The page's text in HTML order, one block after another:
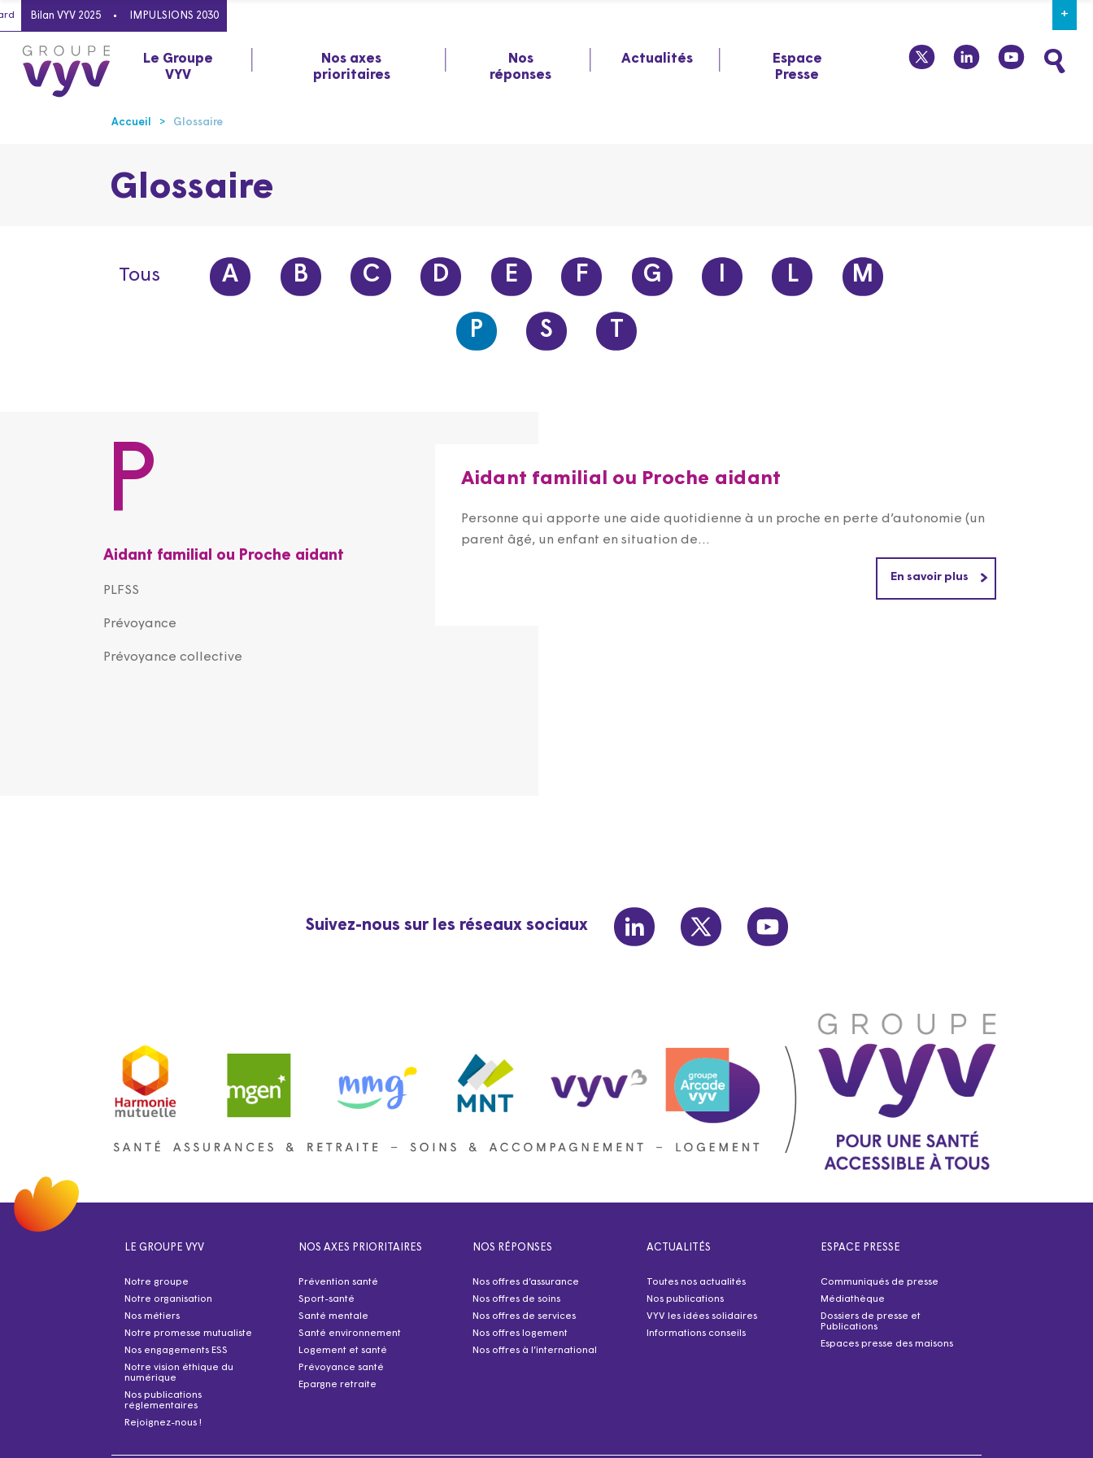
Bilan VYV 2025 IMPULSIONS 2030
Le Groupe
VYV
Nos axes
prioritaires
Nos
réponses
Actualités
Espace
Presse
twitter linkedin youtube
Accueil Glossaire
Glossaire
Tous A B C D E F G I L M
P S T
P
Aidant familial ou Proche aidant
PLFSS
Prévoyance
Prévoyance collective
Aidant familial ou Proche aidant
Personne qui apporte une aide quotidienne à un proche en perte d’autonomie (un
parent âgé, un enfant en situation de...
En savoir plus
Suivez-nous sur les réseaux sociaux
linkedin twitter youtube
LE GROUPE VYV
Notre groupe
Notre organisation
Nos métiers
Notre promesse mutualiste
Nos engagements ESS
Notre vision éthique du
numérique
Nos publications
réglementaires
Rejoignez-nous !
NOS AXES PRIORITAIRES
Prévention santé
Sport-santé
Santé mentale
Santé environnement
Logement et santé
Prévoyance santé
Epargne retraite
NOS RÉPONSES
Nos offres d’assurance
Nos offres de soins
Nos offres de services
Nos offres logement
Nos offres à l’international
ACTUALITÉS
Toutes nos actualités
Nos publications
VYV les idées solidaires
Informations conseils
ESPACE PRESSE
Communiqués de presse
Médiathèque
Dossiers de presse et
Publications
Espaces presse des maisons
+